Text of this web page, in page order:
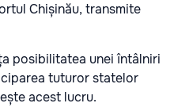
Chișinău, transmite
posibilitatea unei întâlniri
tuturor statelor
acest lucru.